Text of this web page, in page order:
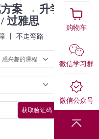
案 → 升学
过雅思
丨 不走弯路
获取验证码
购物车
微信学习群
微信公众号